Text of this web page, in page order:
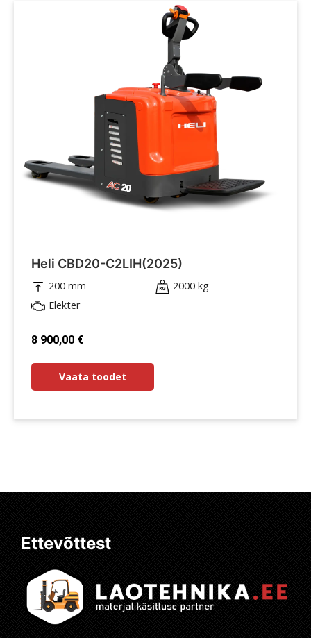
Heli CBD20-C2LIH(2025)
200 mm
2000 kg
Elekter
8 900,00 €
Vaata toodet
Ettevõttest